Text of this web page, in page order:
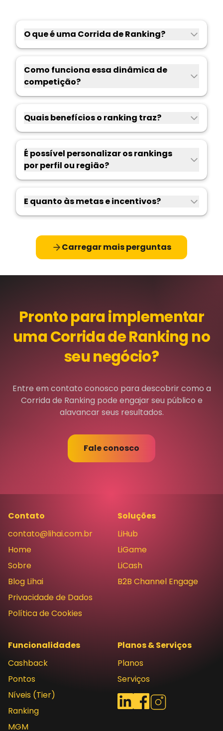
O que é uma Corrida de Ranking?
Como funciona essa dinâmica de
competição?
Quais benefícios o ranking traz?
É possível personalizar os rankings
por perfil ou região?
E quanto às metas e incentivos?
Carregar mais perguntas
Pronto para implementar
uma Corrida de Ranking no
seu negócio?
Entre em contato conosco para descobrir como a
Corrida de Ranking pode engajar seu público e
alavancar seus resultados.
Fale conosco
Contato
contato@lihai.com.br
Home
Sobre
Blog Lihai
Privacidade de Dados
Política de Cookies
Soluções
LiHub
LiGame
LiCash
B2B Channel Engage
Funcionalidades
Cashback
Pontos
Níveis (Tier)
Ranking
MGM
Planos & Serviços
Planos
Serviços
Redes sociais
LinkedInFacebook
Instagram